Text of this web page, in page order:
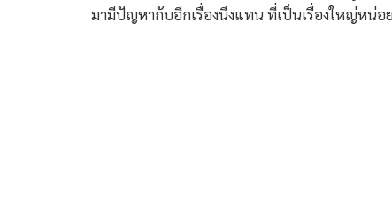
มามีปัญหากับอีกเรื่องนึงแทน ที่เป็นเรื่องใหญ่หน่อ